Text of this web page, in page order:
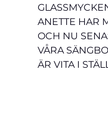
ANETTE HAR
OCH NU
VÅRA
ÄR VITA I